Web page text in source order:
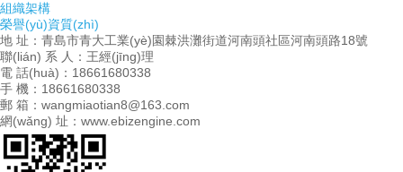
組織架構
榮譽(yù)資質(zhì)
地 址：青島市青大工業(yè)園棘洪灘街道河南頭社區河南頭路18號
聯(lián) 系 人：王經(jīng)理
電 話(huà)：18661680338
手 機：18661680338
郵 箱：wangmiaotian8@163.com
網(wǎng) 址：www.ebizengine.com